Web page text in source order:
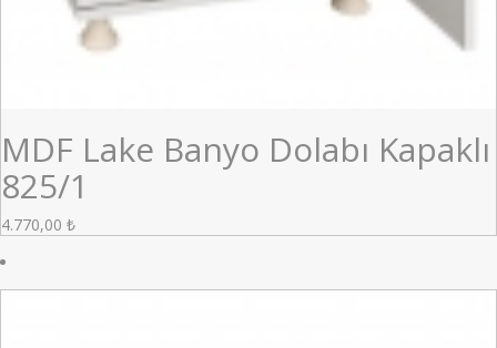
MDF Lake Banyo Dolabı Kapaklı
825/1
4.770,00 ₺